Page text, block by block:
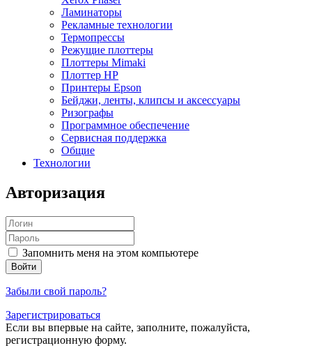
Ламинаторы
Рекламные технологии
Термопрессы
Режущие плоттеры
Плоттеры Mimaki
Плоттер HP
Принтеры Epson
Бейджи, ленты, клипсы и аксессуары
Ризографы
Программное обеспечение
Сервисная поддержка
Общие
Технологии
Авторизация
Запомнить меня на этом компьютере
Забыли свой пароль?
Зарегистрироваться
Если вы впервые на сайте, заполните, пожалуйста,
регистрационную форму.